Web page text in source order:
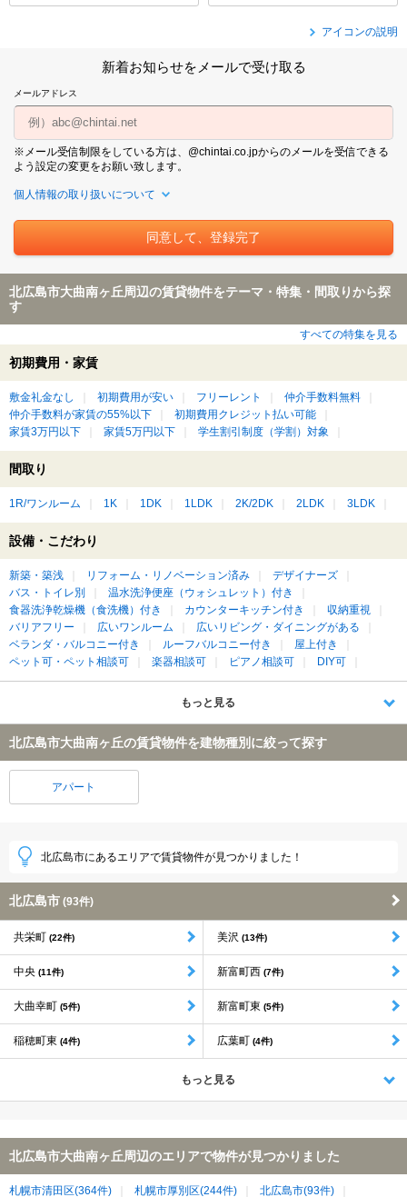
アイコンの説明
新着お知らせをメールで受け取る
メールアドレス
※メール受信制限をしている方は、@chintai.co.jpからのメールを受信できる
よう設定の変更をお願い致します。
個人情報の取り扱いについて
北広島市大曲南ヶ丘周辺の賃貸物件をテーマ・特集・間取りから探
す
すべての特集を見る
初期費用・家賃
敷金礼金なし 初期費用が安い フリーレント
仲介手数料無料
仲介手数料が家賃の55%以下
初期費用クレジット払い可能
家賃3万円以下
家賃5万円以下 学生割引制度（学割）対象
間取り
1R/ワンルーム 1K 1DK 1LDK 2K/2DK 2LDK 3LDK
設備・こだわり
新築・築浅 リフォーム・リノベーション済み
デザイナーズ
バス・トイレ別
温水洗浄便座（ウォシュレット）付き
食器洗浄乾燥機（食洗機）付き
カウンターキッチン付き
収納重視
バリアフリー
広いワンルーム
広いリビング・ダイニングがある
ベランダ・バルコニー付き
ルーフバルコニー付き
屋上付き
ペット可・ペット相談可
楽器相談可 ピアノ相談可 DIY可
もっと見る
北広島市大曲南ヶ丘の賃貸物件を建物種別に絞って探す
アパート
北広島市にあるエリアで賃貸物件が見つかりました！
北広島市 (93件)
共栄町 (22件) 美沢 (13件)
中央 (11件) 新富町西 (7件)
大曲幸町 (5件) 新富町東 (5件)
稲穂町東 (4件) 広葉町 (4件)
もっと見る
北広島市大曲南ヶ丘周辺のエリアで物件が見つかりました
札幌市清田区(364件) 札幌市厚別区(244件)
北広島市(93件)